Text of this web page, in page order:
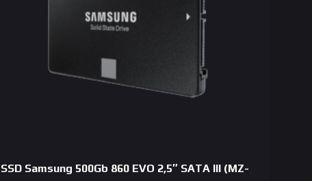
SSD Samsung 500Gb 860 EVO 2,5″ SATA III (MZ-